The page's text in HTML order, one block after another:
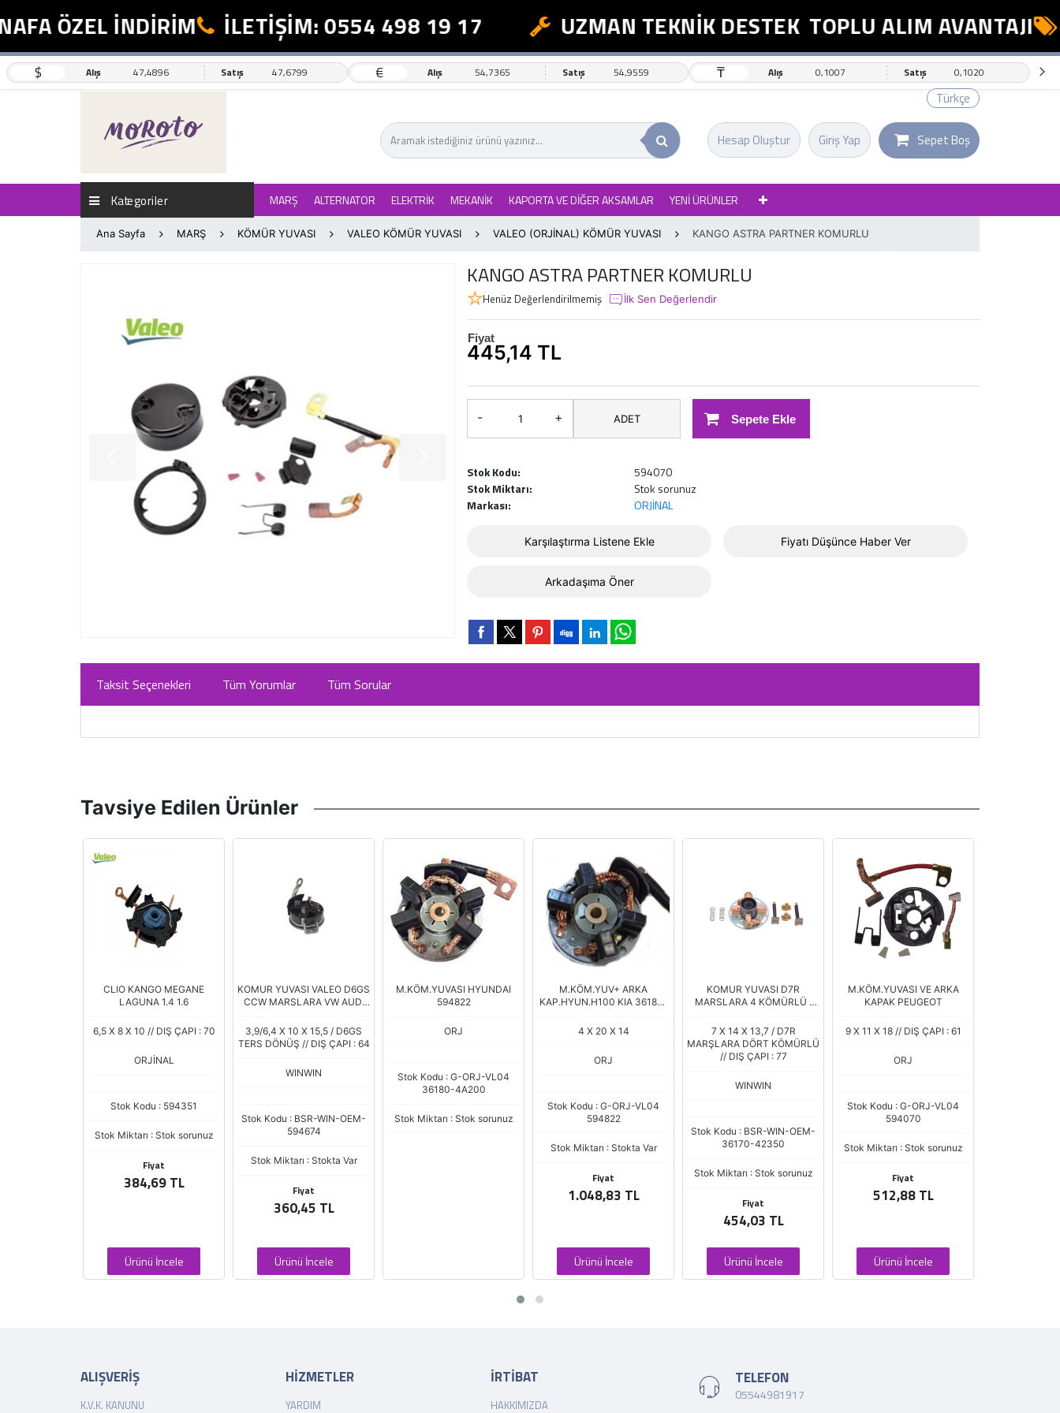
ÖZEL İNDİRİM İLETİŞİM: 0554 498 19 17 UZMAN TEKNİK DESTEK TOPLU ALIM AVANTAJI
$ Alış 47,4896 Satış 47,6799 € Alış 54,7365 Satış 54,9559 ₸ Alış 0,1007 Satış 0,1020
Türkçe
Giriş Yap
Hesap Oluştur Sepet Boş
Kategoriler MARŞ ALTERNATOR ELEKTRİK MEKANİK KAPORTA VE DİĞER AKSAMLAR YENİ ÜRÜNLER
Ana Sayfa MARŞ KÖMÜR YUVASI VALEO KÖMÜR YUVASI VALEO (ORJİNAL) KÖMÜR YUVASI KANGO ASTRA PARTNER KOMURLU
KANGO ASTRA PARTNER KOMURLU
Henüz Değerlendirilmemiş İlk Sen Değerlendir
Fiyat
445,14 TL
- + ADET Sepete Ekle
Stok Kodu:
594070
Stok Miktarı:
Stok sorunuz
Markası:
ORJİNAL
Karşılaştırma Listene Ekle Fiyatı Düşünce Haber Ver
Arkadaşıma Öner
Taksit Seçenekleri Tüm Yorumlar Tüm Sorular
Tavsiye Edilen Ürünler
CLIO KANGO MEGANE
LAGUNA 1.4 1.6
6,5 X 8 X 10 // DIŞ ÇAPI : 70
ORJİNAL
Stok Kodu : 594351
Stok Miktarı : Stok sorunuz
Fiyat
384,69 TL
Ürünü İncele
KOMUR YUVASI VALEO D6GS
CCW MARSLARA VW AUDI
BHV745
3,9/6,4 X 10 X 15,5 / D6GS
TERS DÖNÜŞ // DIŞ ÇAPI : 64
WINWIN
Stok Kodu : BSR-WIN-OEM-
594674
Stok Miktarı : Stokta Var
Fiyat
360,45 TL
Ürünü İncele
M.KÖM.YUVASI HYUNDAI
594822
ORJ
Stok Kodu : G-ORJ-VL04
36180-4A200
Stok Miktarı : Stok sorunuz
M.KÖM.YUV+ ARKA
KAP.HYUN.H100 KIA 36180-
4 X 20 X 14
ORJ
Stok Kodu : G-ORJ-VL04
594822
Stok Miktarı : Stokta Var
Fiyat
1.048,83 TL
Ürünü İncele
KOMUR YUVASI D7R
MARSLARA 4 KÖMÜRLÜ (
7 X 14 X 13,7 / D7R
MARŞLARA DÖRT KÖMÜRLÜ
// DIŞ ÇAPI : 77
WINWIN
Stok Kodu : BSR-WIN-OEM-
36170-42350
Stok Miktarı : Stok sorunuz
Fiyat
454,03 TL
Ürünü İncele
M.KÖM.YUVASI VE ARKA
KAPAK PEUGEOT
9 X 11 X 18 // DIŞ ÇAPI : 61
ORJ
Stok Kodu : G-ORJ-VL04
594070
Stok Miktarı : Stok sorunuz
Fiyat
512,88 TL
Ürünü İncele
ALIŞVERİŞ
K.V.K. KANUNU
HİZMETLER
YARDIM
İRTİBAT
HAKKIMIZDA
TELEFON
05544981917